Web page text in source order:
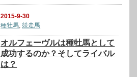
2015-9-30
種牡馬,競走馬
オルフェーヴルは種牡馬として
成功するのか？そしてライバル
は？